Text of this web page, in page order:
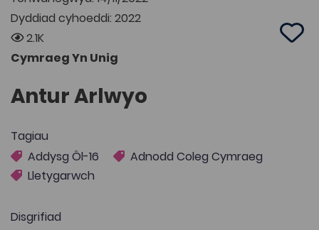
Dyddiad cyhoeddi: 2022
2.1K
Cymraeg Yn Unig
Add
Antur Arlwyo
Tagiau
Addysg Ôl-16
Adnodd Coleg Cymraeg
Lletygarwch
Disgrifiad